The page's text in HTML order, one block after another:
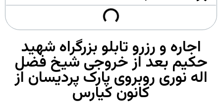
اجاره و رزرو تابلو بزرگراه شهید
حکیم بعد از خروجی شیخ فضل
اله نوری روبروی پارک پردیسان از
کانون کیارس